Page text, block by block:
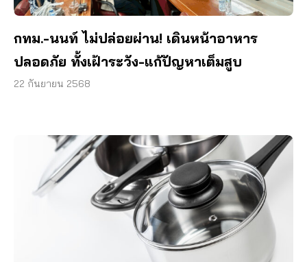
กทม.-นนท์ ไม่ปล่อยผ่าน! เดินหน้าอาหาร
ปลอดภัย ทั้งเฝ้าระวัง-แก้ปัญหาเต็มสูบ
22 กันยายน 2568